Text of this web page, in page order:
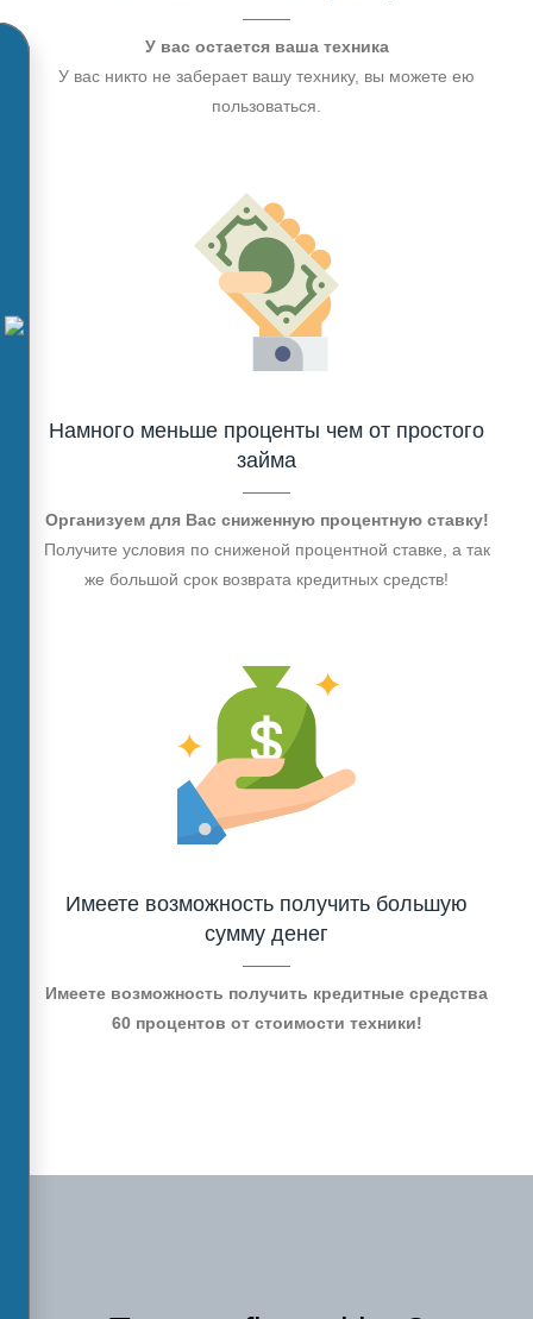
У вас остается ваша техника
У вас никто не заберает вашу технику, вы можете ею
пользоваться.
Намного меньше проценты чем от простого
займа
Организуем для Вас сниженную процентную ставку!
Получите условия по сниженой процентной ставке, а так
же большой срок возврата кредитных средств!
Имеете возможность получить большую
сумму денег
Имеете возможность получить кредитные средства
60 процентов от стоимости техники!